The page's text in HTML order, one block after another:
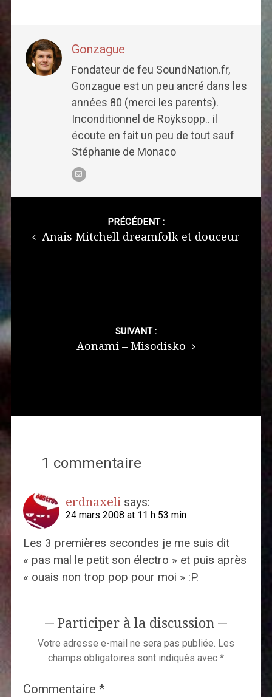
Gonzague
Fondateur de feu SoundNation.fr,
Gonzague est un peu ancré dans les
années 80 (merci les parents).
Inconditionnel de Roÿksopp.. il
écoute en fait un peu de tout sauf
Stéphanie de Monaco
PRÉCÉDENT :
Anais Mitchell dreamfolk et douceur
SUIVANT :
Aonami – Misodisko
1 commentaire
erdnaxeli says:
24 mars 2008 at 11 h 53 min
Les 3 premières secondes je me suis dit
« pas mal le petit son électro » et puis après
« ouais non trop pop pour moi » :P.
Participer à la discussion
Votre adresse e-mail ne sera pas publiée. Les
champs obligatoires sont indiqués avec *
Commentaire *